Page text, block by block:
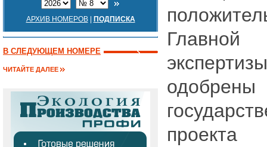
АРХИВ НОМЕРОВ| ПОДПИСКА
В СЛЕДУЮЩЕМ НОМЕРЕ
ЧИТАЙТЕ ДАЛЕЕ
Главной